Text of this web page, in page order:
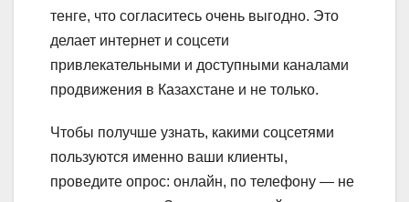
тенге, что согласитесь очень выгодно. Это
делает интернет и соцсети
привлекательными и доступными каналами
продвижения в Казахстане и не только.
Чтобы получше узнать, какими соцсетями
пользуются именно ваши клиенты,
проведите опрос: онлайн, по телефону — не